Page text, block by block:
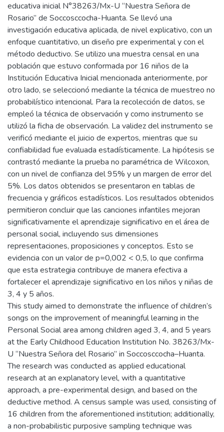
educativa inicial N°38263/Mx-U “Nuestra Señora de
Rosario” de Soccosccocha-Huanta. Se llevó una
investigación educativa aplicada, de nivel explicativo, con un
enfoque cuantitativo, un diseño pre experimental y con el
método deductivo. Se utilizo una muestra censal en una
población que estuvo conformada por 16 niños de la
Institución Educativa Inicial mencionada anteriormente, por
otro lado, se seleccionó mediante la técnica de muestreo no
probabilístico intencional. Para la recolección de datos, se
empleó la técnica de observación y como instrumento se
utilizó la ficha de observación. La validez del instrumento se
verificó mediante el juicio de expertos, mientras que su
confiabilidad fue evaluada estadísticamente. La hipótesis se
contrastó mediante la prueba no paramétrica de Wilcoxon,
con un nivel de confianza del 95% y un margen de error del
5%. Los datos obtenidos se presentaron en tablas de
frecuencia y gráficos estadísticos. Los resultados obtenidos
permitieron concluir que las canciones infantiles mejoran
significativamente el aprendizaje significativo en el área de
personal social, incluyendo sus dimensiones
representaciones, proposiciones y conceptos. Esto se
evidencia con un valor de p=0,002 < 0,5, lo que confirma
que esta estrategia contribuye de manera efectiva a
fortalecer el aprendizaje significativo en los niños y niñas de
3, 4 y 5 años.
This study aimed to demonstrate the influence of children’s
songs on the improvement of meaningful learning in the
Personal Social area among children aged 3, 4, and 5 years
at the Early Childhood Education Institution No. 38263/Mx-
U “Nuestra Señora del Rosario” in Soccosccocha–Huanta.
The research was conducted as applied educational
research at an explanatory level, with a quantitative
approach, a pre-experimental design, and based on the
deductive method. A census sample was used, consisting of
16 children from the aforementioned institution; additionally,
a non-probabilistic purposive sampling technique was